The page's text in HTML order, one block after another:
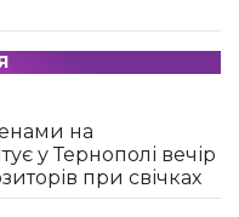
на
у Тернополі вечір
при свічках